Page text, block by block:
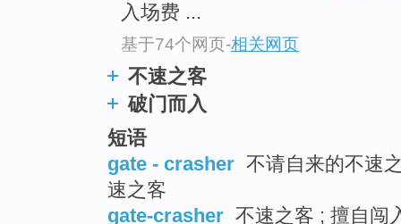
入场费 ...
基于74个网页-相关网页
不速之客
破门而入
短语
gate - crasher 不请自来的不速
速之客
gate-crasher 不速之客 ; 擅自闯